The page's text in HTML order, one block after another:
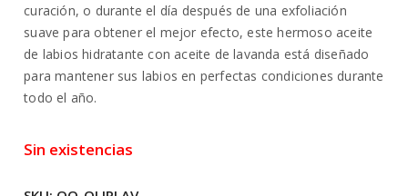
curación, o durante el día después de una exfoliación
suave para obtener el mejor efecto, este hermoso aceite
de labios hidratante con aceite de lavanda está diseñado
para mantener sus labios en perfectas condiciones durante
todo el año.
Sin existencias